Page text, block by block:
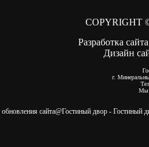
Разработка
Дизайн
г.
Мы
сайта@Гостиный двор - Гостиный